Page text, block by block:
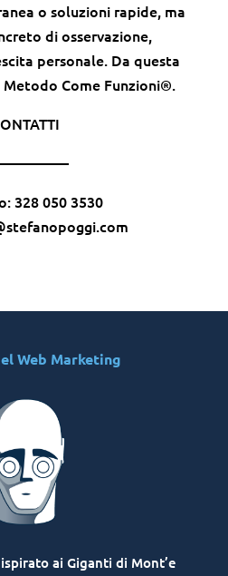
o soluzioni rapide, ma
di osservazione,
personale. Da questa
Metodo Come Funzioni®.
328 050 3530
Web Marketing
ai Giganti di Mont’e